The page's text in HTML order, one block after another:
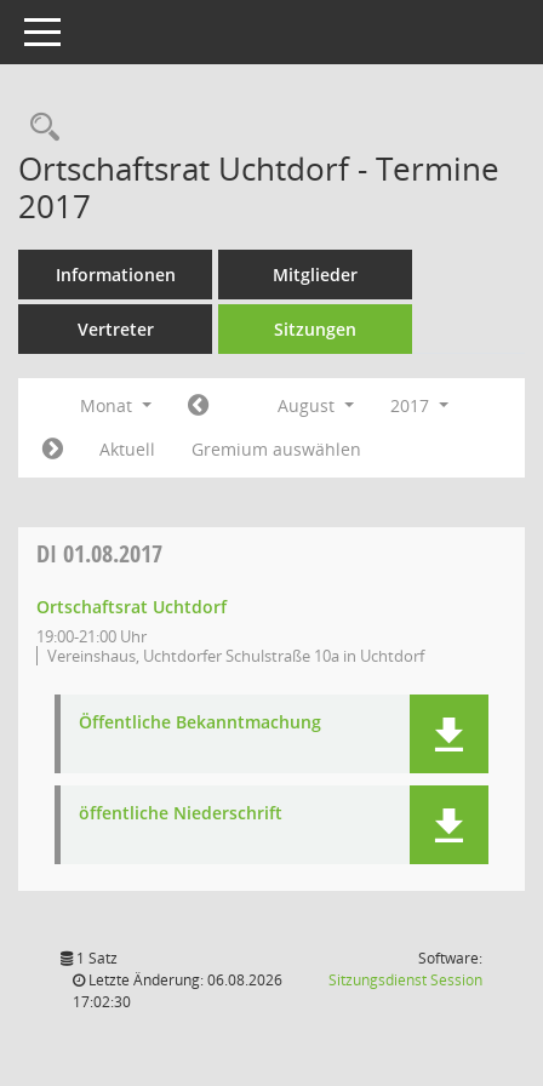
Toggle navigation
Rechercheauswahl
Ortschaftsrat Uchtdorf - Termine
2017
Informationen Mitglieder
Vertreter Sitzungen
Monat August
2017
Aktuell
Gremium auswählen
DI 01.08.2017
Ortschaftsrat Uchtdorf
19:00-21:00 Uhr
Vereinshaus, Uchtdorfer Schulstraße 10a in Uchtdorf
Öffentliche Bekanntmachung
öffentliche Niederschrift
1 Satz
Letzte Änderung: 06.08.2026
17:02:30
Software:
SitzungsdienstSession(Wird in